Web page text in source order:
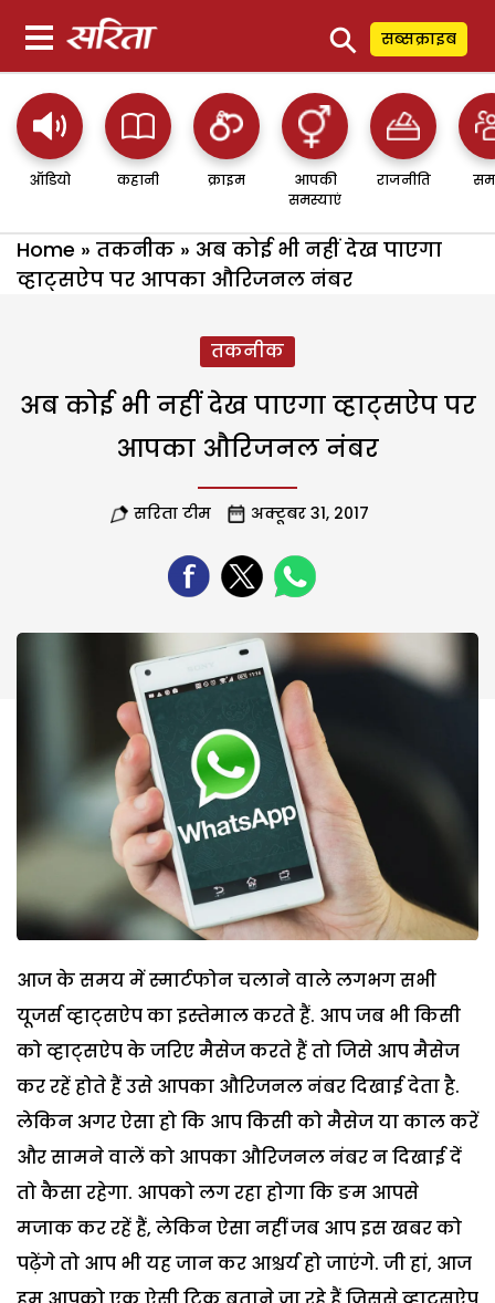
⚲ सब्सक्राइब
ऑडियो कहानी क्राइम
आपकी
समस्याएं
राजनीति
Home » तकनीक » अब कोई भी नहीं देख पाएगा
व्हाट्सऐप पर आपका औरिजनल नंबर
तकनीक
अब कोई भी नहीं देख पाएगा व्हाट्सऐप पर
आपका औरिजनल नंबर
सरिता टीम अक्टूबर 31, 2017
आज के समय में स्मार्टफोन चलाने वाले लगभग सभी
यूजर्स व्हाट्सऐप का इस्तेमाल करते हैं. आप जब भी किसी
को व्हाट्सऐप के जरिए मैसेज करते हैं तो जिसे आप मैसेज
कर रहें होते हैं उसे आपका औरिजनल नंबर दिखाई देता है.
लेकिन अगर ऐसा हो कि आप किसी को मैसेज या काल करें
और सामने वालें को आपका औरिजनल नंबर न दिखाई दें
तो कैसा रहेगा. आपको लग रहा होगा कि ङम आपसे
मजाक कर रहें हैं, लेकिन ऐसा नहीं जब आप इस खबर को
पढ़ेंगे तो आप भी यह जान कर आश्चर्य हो जाएंगे. जी हां, आज